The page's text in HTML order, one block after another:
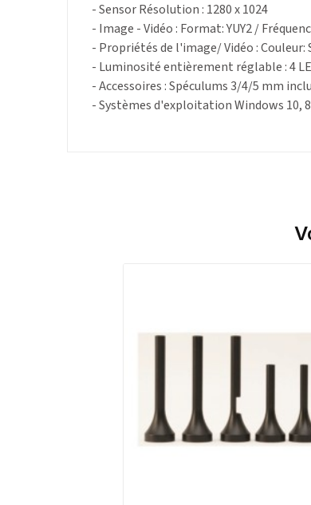
- Sensor Résolution : 1280 x 1024
- Image - Vidéo : Format: YUY2 /
- Propriétés de l'image/ Vidéo :
- Luminosité entièrement réglable : 4
- Accessoires : Spéculums 3/4/5 mm
- Systèmes d'exploitation Windows 10,